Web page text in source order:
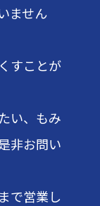
ません
すことが
い、もみ
非お問い
で営業し